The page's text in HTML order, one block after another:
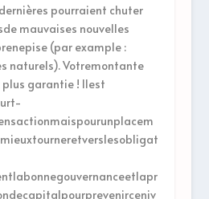
pourraient chuter
mauvaises nouvelles
(par example :
naturels). Votremontante
garantie ! Ilest